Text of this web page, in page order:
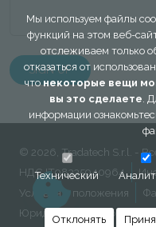
Мы используем файлы
функций на этом веб-
отслеживаем только
отказаться от
чтонекоторые вещи
вы это сделаете .
информации
Технический
Отклонять
© 2026, Tradatech S.r.l. -
НДС IT08335940964
Условия и положения
Юридическая информация